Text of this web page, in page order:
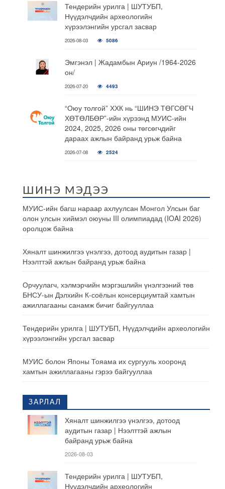
Тендерийн урилга | ШУТУБП,
Нүүдэлчдийн археологийн
хүрээлэнгийн урсгал засвар
2026-08-03 5086
Эмгэнэл | Жадамбын Ариун /1964-2026
он/
2026-07-20 4493
“Оюу толгой” ХХК нь “ШИНЭ ТӨГСӨГЧ
ХӨТӨЛБӨР”-ийн хүрээнд МУИС-ийн
2024, 2025, 2026 оны төгсөгчдийг
дараах ажлын байранд урьж байна
2026-07-08 2524
ШИНЭ МЭДЭЭ
МУИС-ийн багш нараар ахлуулсан Монгол Улсын баг
олон улсын хиймэл оюуны III олимпиадад (IOAI 2026)
оролцож байна
Хяналт шинжилгээ үнэлгээ, дотоод аудитын газар |
Нээлттэй ажлын байранд урьж байна
Орчуулагч, хэлмэрчийн мэргэшлийн үнэлгээний төв
БНСУ-ын Дэлхийн К-соёлын консерциумтай хамтын
ажиллагааны санамж бичиг байгууллаа
Тендерийн урилга | ШУТУБП, Нүүдэлчдийн археологийн
хүрээлэнгийн урсгал засвар
МУИС болон Японы Тояама их сургууль хооронд
хамтын ажиллагааны гэрээ байгууллаа
ЗАРЛАЛ
Хяналт шинжилгээ үнэлгээ, дотоод
аудитын газар | Нээлттэй ажлын
байранд урьж байна
2026-08-03
Тендерийн урилга | ШУТУБП,
Нүүдэлчдийн археологийн